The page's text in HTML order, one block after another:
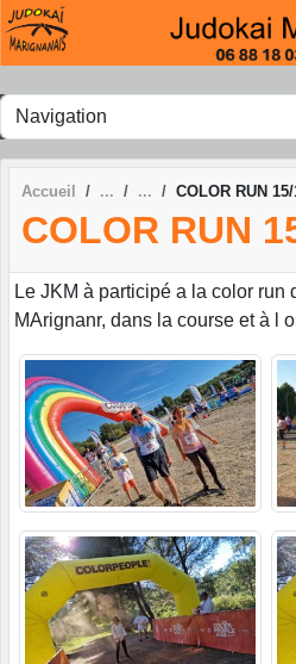
Accueil COLOR RUN
COLOR RUN
Le JKM à participé a la color run
MArignanr, dans la course et à l
Panneau de gestion des cookies